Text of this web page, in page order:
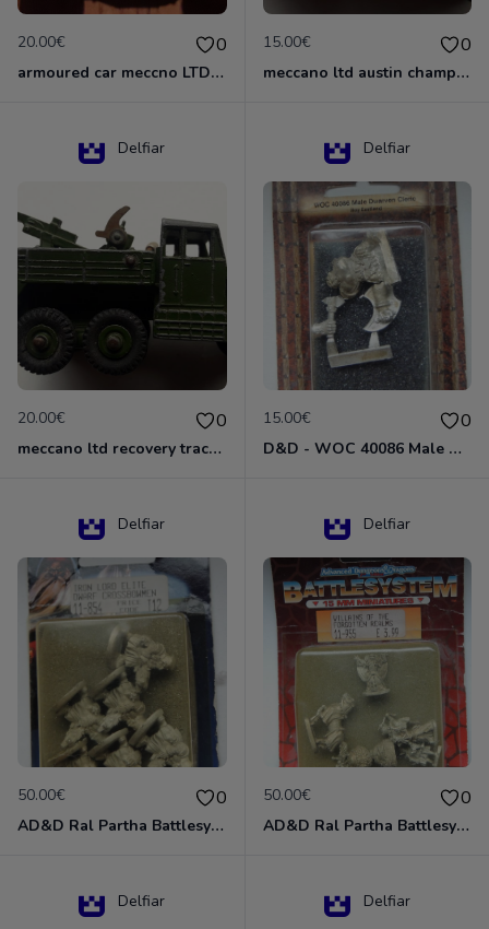
20.00€ 0
armoured car meccno LTD N°670
15.00€ 0
meccano ltd austin champ N°674
Delfiar
20.00€ 0
meccano ltd recovery tractor N°661
Delfiar
15.00€ 0
D&D - WOC 40086 Male Dwarven Cleric Miniature - Donjons Dragons
Delfiar
50.00€ 0
AD&D Ral Partha Battlesystem Miniatures Pack Iron Lord Dwarf Crossbowmen 11-854
Delfiar
50.00€ 0
AD&D Ral Partha Battlesystem Villains/Forgotten Realms 11-955 Miniatures
Delfiar Delfiar